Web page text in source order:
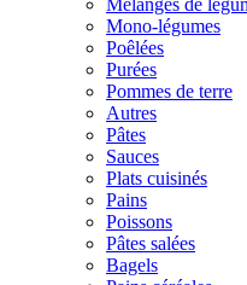
Mélanges de
Mono-légumes
Poêlées
Purées
Pommes de terre
Autres
Pâtes
Sauces
Plats cuisinés
Pains
Poissons
Pâtes salées
Bagels